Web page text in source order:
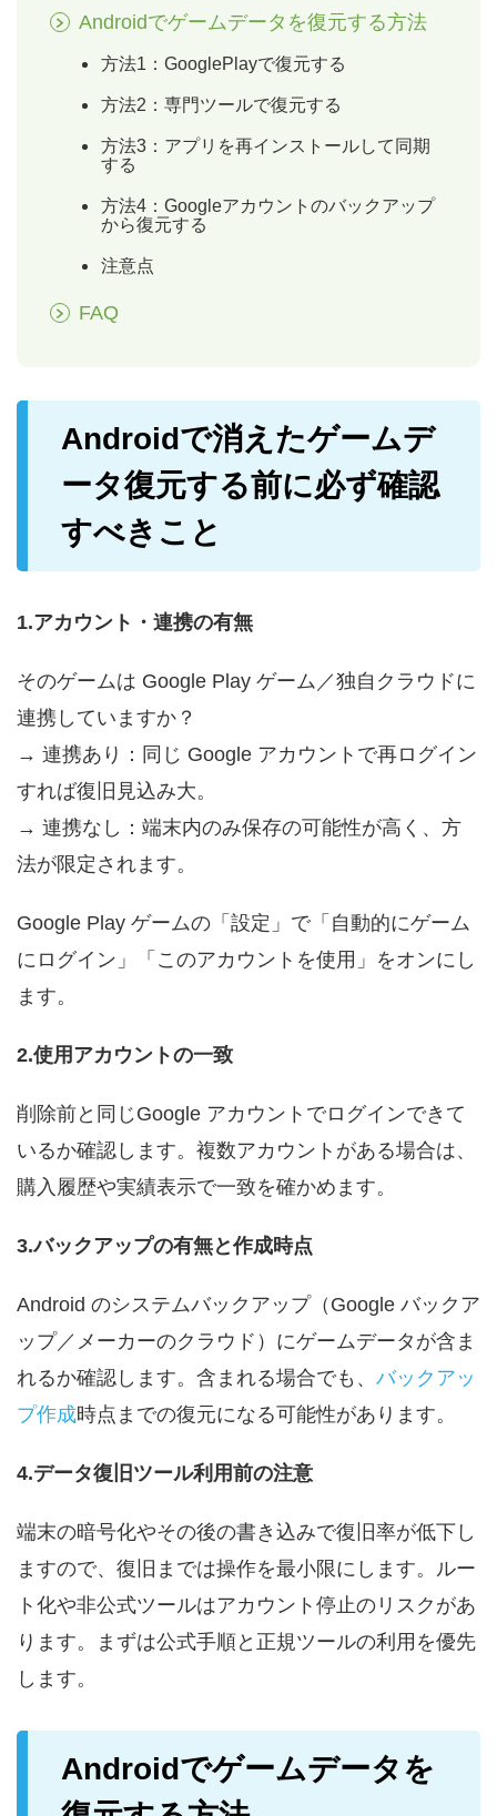
Androidでゲームデータを復元する方法
方法1：GooglePlayで復元する
方法2：専門ツールで復元する
方法3：アプリを再インストールして同期
する
方法4：Googleアカウントのバックアップ
から復元する
注意点
FAQ
Androidで消えたゲームデ
ータ復元する前に必ず確認
すべきこと
1.アカウント・連携の有無
そのゲームは Google Play ゲーム／独自クラウドに
連携していますか？
→ 連携あり：同じ Google アカウントで再ログイン
すれば復旧見込み大。
→ 連携なし：端末内のみ保存の可能性が高く、方
法が限定されます。
Google Play ゲームの「設定」で「自動的にゲーム
にログイン」「このアカウントを使用」をオンにし
ます。
2.使用アカウントの一致
削除前と同じGoogle アカウントでログインできて
いるか確認します。複数アカウントがある場合は、
購入履歴や実績表示で一致を確かめます。
3.バックアップの有無と作成時点
Android のシステムバックアップ（Google バックア
ップ／メーカーのクラウド）にゲームデータが含ま
れるか確認します。含まれる場合でも、 バックアッ
プ作成時点までの復元になる可能性があります。
4.データ復旧ツール利用前の注意
端末の暗号化やその後の書き込みで復旧率が低下し
ますので、復旧までは操作を最小限にします。ルー
ト化や非公式ツールはアカウント停止のリスクがあ
ります。まずは公式手順と正規ツールの利用を優先
します。
Androidでゲームデータを